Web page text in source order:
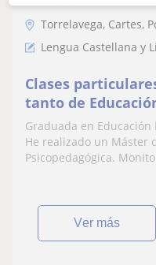
Torrelavega, Cartes,
Lengua Castellana y
Clases
tanto de
Secundaria
Graduada en
He realizado un Máster
Psicopedagógica.
ver más